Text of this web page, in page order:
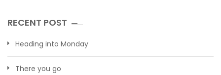
RECENT POST
Heading into Monday
There you go